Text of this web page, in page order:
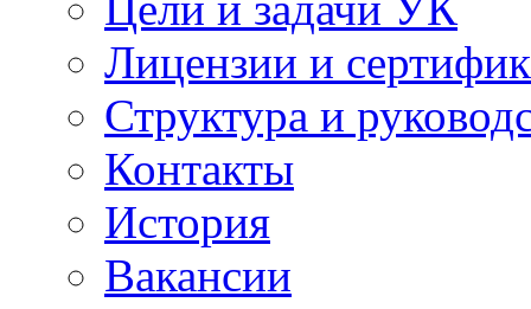
Лицензии и
Структура и
Контакты
История
Вакансии